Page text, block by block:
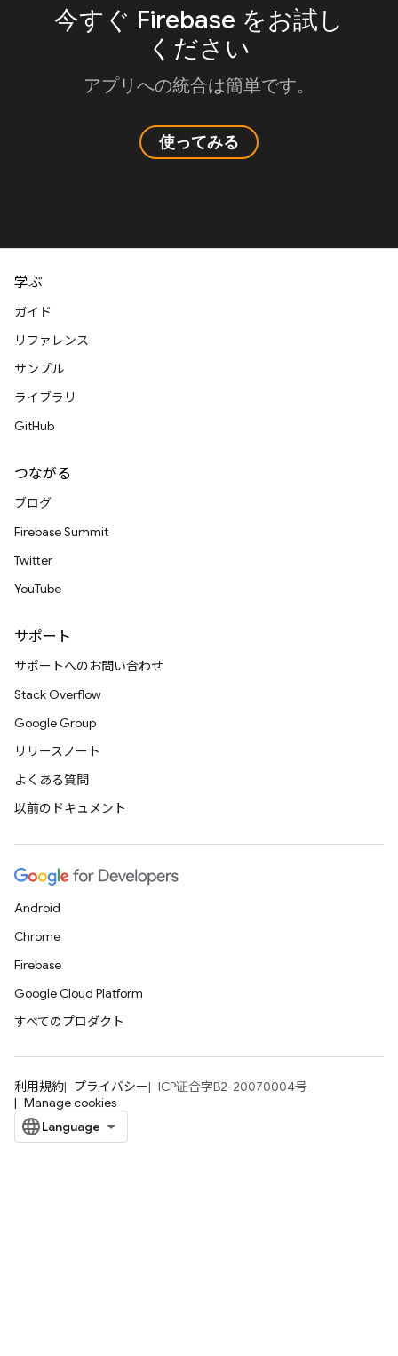
今すぐ Firebase をお試し
ください
アプリへの統合は簡単です。
使ってみる
学ぶ
ガイド
リファレンス
サンプル
ライブラリ
GitHub
つながる
ブログ
Firebase Summit
Twitter
YouTube
サポート
サポートへのお問い合わせ
Stack Overflow
Google Group
リリースノート
よくある質問
以前のドキュメント
Android
Chrome
Firebase
Google Cloud Platform
すべてのプロダクト
利用規約 プライバシー
ICP证合字B2-20070004号
Manage cookies